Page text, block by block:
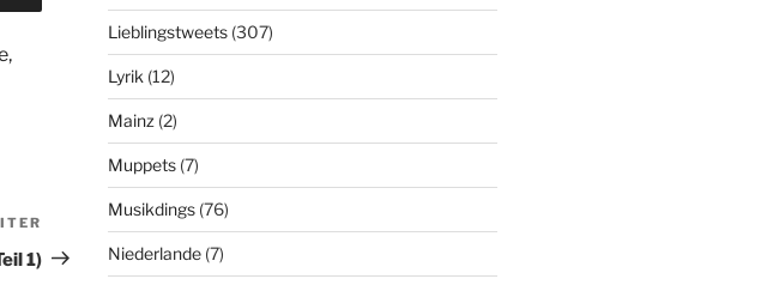
Nächster
Beitrag
1)
Lieblingstweets(307)
Lyrik (12)
Mainz (2)
Muppets(7)
Musikdings(76)
Niederlande(7)